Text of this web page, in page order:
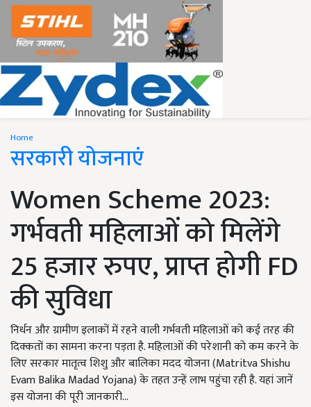
Home
सरकारी योजनाएं
Women Scheme 2023:
गर्भवती महिलाओं को मिलेंगे
25 हजार रुपए, प्राप्त होगी FD
की सुविधा
निर्धन और ग्रामीण इलाकों में रहने वाली गर्भवती महिलाओं को कई तरह की
दिक्कतों का सामना करना पड़ता है. महिलाओं की परेशानी को कम करने के
लिए सरकार मातृत्व शिशु और बालिका मदद योजना (Matritva Shishu
Evam Balika Madad Yojana) के तहत उन्हें लाभ पहुंचा रही है. यहां जानें
इस योजना की पूरी जानकारी...